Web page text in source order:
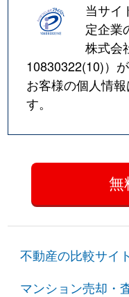
当サイ
定企業
株式会
10830322(10)）
お客様の個人情
す。
不動産の比較サイ
マンション売却・